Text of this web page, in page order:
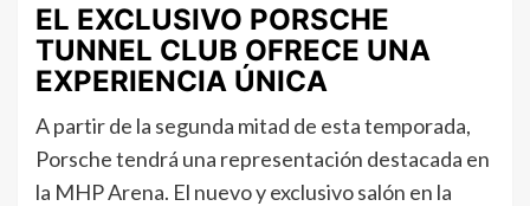
EL EXCLUSIVO PORSCHE
TUNNEL CLUB OFRECE UNA
EXPERIENCIA ÚNICA
A partir de la segunda mitad de esta temporada,
Porsche tendrá una representación destacada en
la MHP Arena. El nuevo y exclusivo salón en la